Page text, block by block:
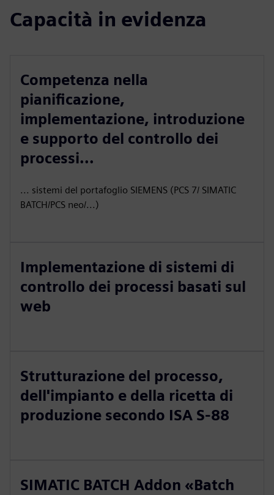
Capacità in evidenza
Competenza nella
pianificazione,
implementazione, introduzione
e supporto del controllo dei
processi...
... sistemi del portafoglio SIEMENS (PCS 7/ SIMATIC
BATCH/PCS neo/...)
Implementazione di sistemi di
controllo dei processi basati sul
web
Strutturazione del processo,
dell'impianto e della ricetta di
produzione secondo ISA S-88
SIMATIC BATCH Addon «Batch